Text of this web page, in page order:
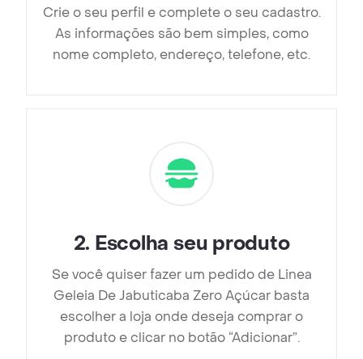
Crie o seu perfil e complete o seu cadastro.
As informações são bem simples, como
nome completo, endereço, telefone, etc.
2. Escolha seu produto
Se você quiser fazer um pedido de Linea
Geleia De Jabuticaba Zero Açúcar basta
escolher a loja onde deseja comprar o
produto e clicar no botão “Adicionar”.